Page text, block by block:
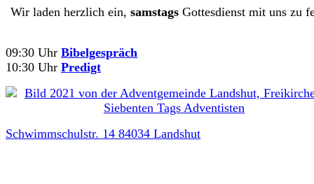
Wir laden herzlich ein, samstagsGottesdienst mit uns zu
09:30 Uhr Bibelgespräch
10:30 Uhr Predigt
Schwimmschulstr. 14 84034 Landshut